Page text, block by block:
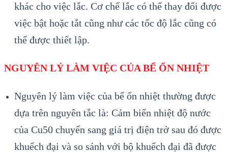
khác cho việc lắc. Cơ chế lắc có thể thay đổi được
việc bật hoặc tắt cũng như các tốc độ lắc cũng có
thể được thiết lập.
NGUYÊN LÝ LÀM VIỆC CỦA BỂ ỔN NHIỆT
Nguyên lý làm việc của bể ổn nhiệt thường được
dựa trên nguyên tắc là: Cảm biến nhiệt độ nước
của Cu50 chuyển sang giá trị điện trở sau đó được
khuếch đại và so sánh với bộ khuếch đại đã được